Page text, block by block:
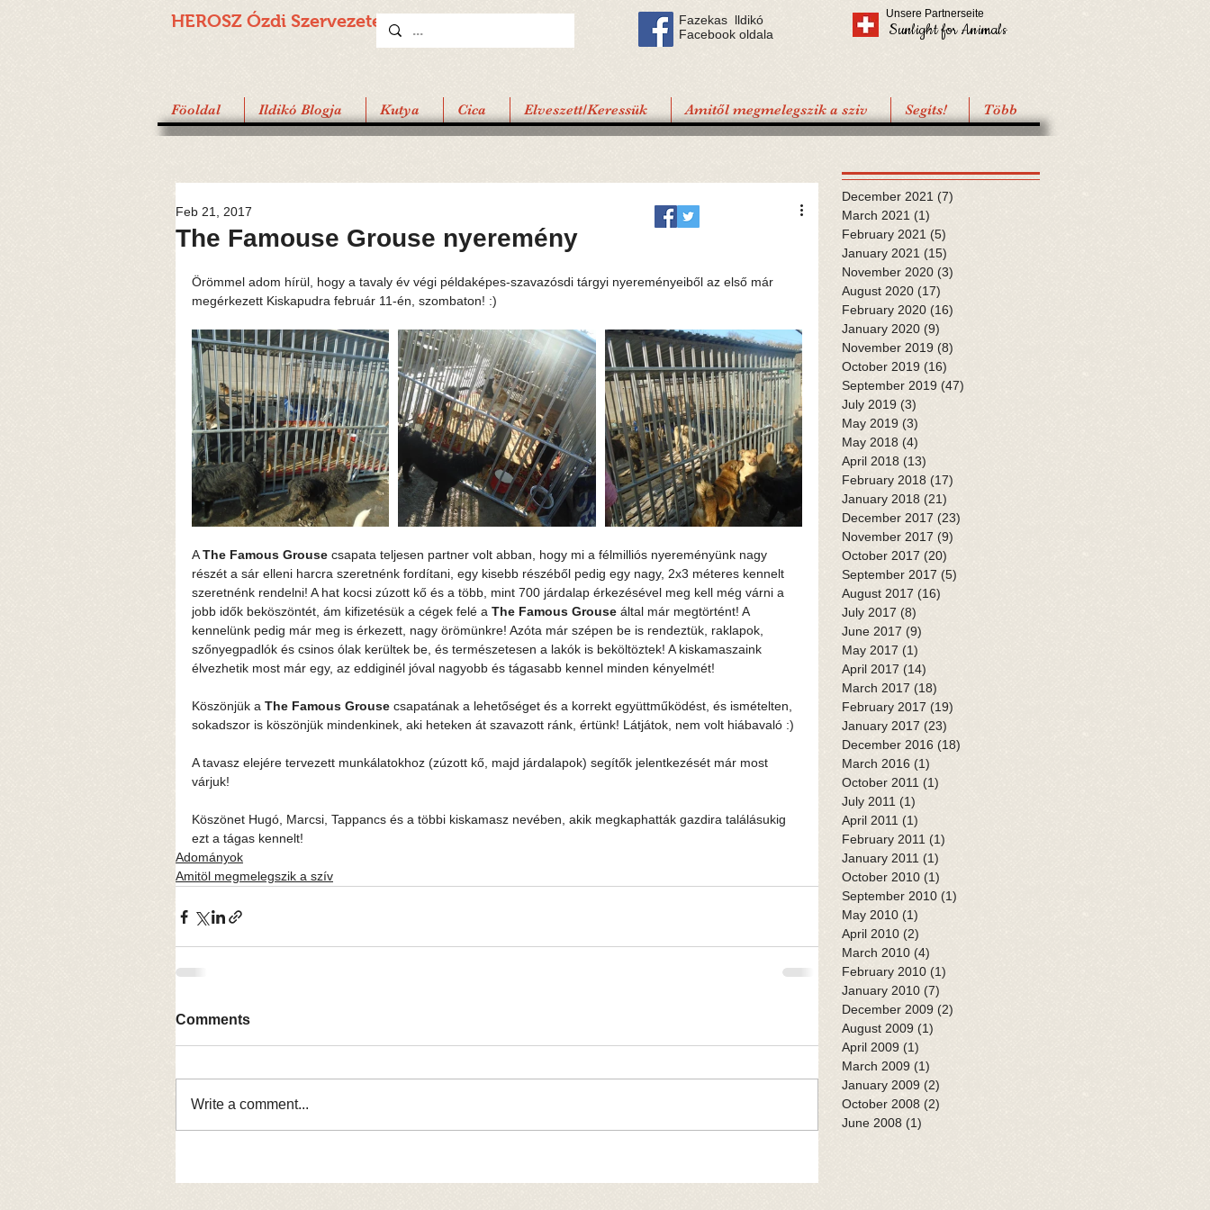
HEROSZ Ózdi Szervezete
Fazekas lldikó
Facebook oldala
Unsere Partnerseite
Sunlight for Animals
Föoldal Ildikó Blogja Kutya Cica Elveszett/Keressük Amitől megmelegszik a sziv Segíts! Több
The Famouse Grouse nyeremény
Feb 21, 2017
Örömmel adom hírül, hogy a tavaly év végi példaképes-szavazósdi tárgyi nyereményeiből az első már
megérkezett Kiskapudra február 11-én, szombaton! :)
A The Famous Grouse csapata teljesen partner volt abban, hogy mi a félmilliós nyereményünk nagy
részét a sár elleni harcra szeretnénk fordítani, egy kisebb részéből pedig egy nagy, 2x3 méteres kennelt
szeretnénk rendelni! A hat kocsi zúzott kő és a több, mint 700 járdalap érkezésével meg kell még várni a
jobb idők beköszöntét, ám kifizetésük a cégek felé a The Famous Grouse által már megtörtént! A
kennelünk pedig már meg is érkezett, nagy örömünkre! Azóta már szépen be is rendeztük, raklapok,
szőnyegpadlók és csinos ólak kerültek be, és természetesen a lakók is beköltöztek! A kiskamaszaink
élvezhetik most már egy, az eddiginél jóval nagyobb és tágasabb kennel minden kényelmét!
Köszönjük a The Famous Grouse csapatának a lehetőséget és a korrekt együttműködést, és ismételten,
sokadszor is köszönjük mindenkinek, aki heteken át szavazott ránk, értünk! Látjátok, nem volt hiábavaló :)
A tavasz elejére tervezett munkálatokhoz (zúzott kő, majd járdalapok) segítők jelentkezését már most
várjuk!
Köszönet Hugó, Marcsi, Tappancs és a többi kiskamasz nevében, akik megkaphatták gazdira találásukig
ezt a tágas kennelt!
Adományok
Amitöl megmelegszik a szív
Comments
Write a comment...
December 2021 (7)
March 2021 (1)
February 2021 (5)
January 2021 (15)
November 2020 (3)
August 2020 (17)
February 2020 (16)
January 2020 (9)
November 2019 (8)
October 2019 (16)
September 2019 (47)
July 2019 (3)
May 2019 (3)
May 2018 (4)
April 2018 (13)
February 2018 (17)
January 2018 (21)
December 2017 (23)
November 2017 (9)
October 2017 (20)
September 2017 (5)
August 2017 (16)
July 2017 (8)
June 2017 (9)
May 2017 (1)
April 2017 (14)
March 2017 (18)
February 2017 (19)
January 2017 (23)
December 2016 (18)
March 2016 (1)
October 2011 (1)
July 2011 (1)
April 2011 (1)
February 2011 (1)
January 2011 (1)
October 2010 (1)
September 2010 (1)
May 2010 (1)
April 2010 (2)
March 2010 (4)
February 2010 (1)
January 2010 (7)
December 2009 (2)
August 2009 (1)
April 2009 (1)
March 2009 (1)
January 2009 (2)
October 2008 (2)
June 2008 (1)